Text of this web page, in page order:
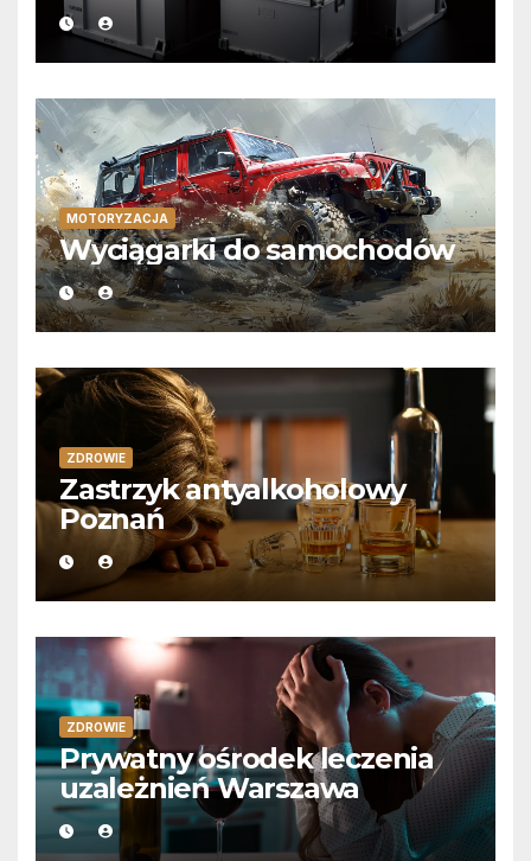
MOTORYZACJA
Wyciągarki do samochodów
ZDROWIE
Zastrzyk antyalkoholowy
Poznań
ZDROWIE
Prywatny ośrodek leczenia
uzależnień Warszawa